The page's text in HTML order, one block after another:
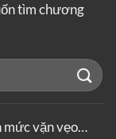
tìm chương
mức vặn vẹo…